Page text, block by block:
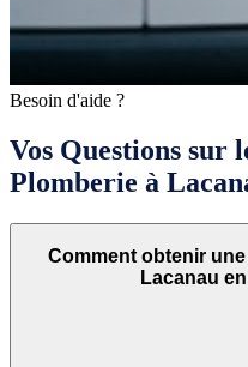
Besoin d'aide ?
Vos Questions sur
Plomberie à
Comment obtenir
Lacanau